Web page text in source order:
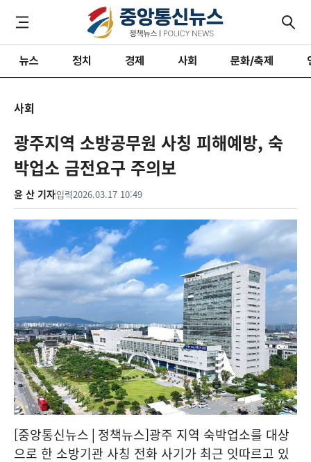
뉴스 정치 경제 사회 문화/축제
사회
광주지역 소방공무원 사칭 피해예방, 숙
박업소 금전요구 주의보
윤 산 기자입력2026.03.17 10:49
[중앙통신뉴스│정책뉴스]광주 지역 숙박업소를 대상
으로 한 소방기관 사칭 전화 사기가 최근 잇따르고 있